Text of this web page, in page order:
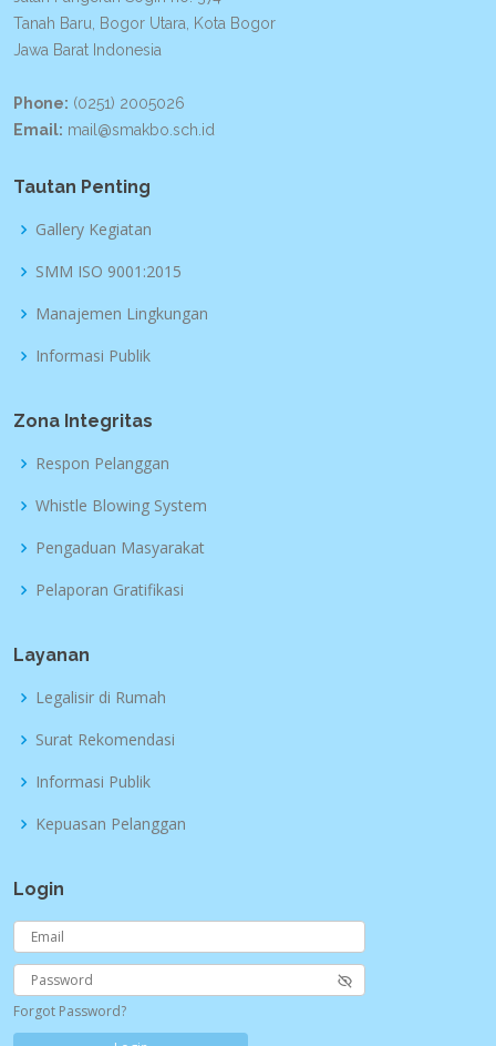
Tanah Baru, Bogor Utara, Kota Bogor
Jawa Barat Indonesia
Phone: (0251) 2005026
Email: mail@smakbo.sch.id
Tautan Penting
Gallery Kegiatan
SMM ISO 9001:2015
Manajemen Lingkungan
Informasi Publik
Zona Integritas
Respon Pelanggan
Whistle Blowing System
Pengaduan Masyarakat
Pelaporan Gratifikasi
Layanan
Legalisir di Rumah
Surat Rekomendasi
Informasi Publik
Kepuasan Pelanggan
Login
Forgot Password?